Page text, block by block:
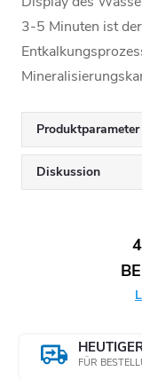
3-5 Minuten ist
Produktparameter
Diskussion
FÜR